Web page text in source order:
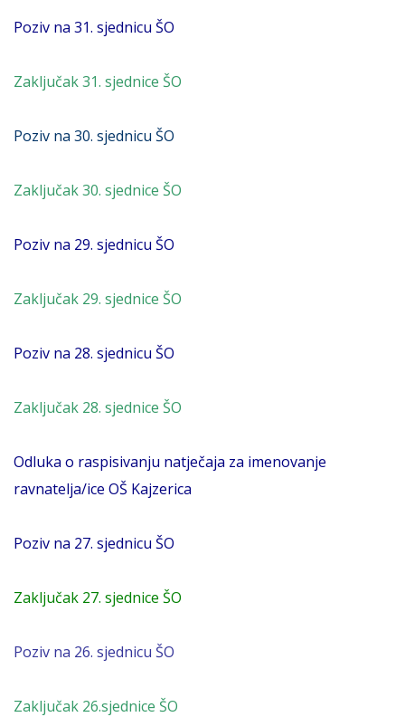
Poziv na 31. sjednicu ŠO
Zaključak 31. sjednice ŠO
Poziv na 30. sjednicu ŠO
Zaključak 30. sjednice ŠO
Poziv na 29. sjednicu ŠO
Zaključak 29. sjednice ŠO
Poziv na 28. sjednicu ŠO
Zaključak 28. sjednice ŠO
Odluka o raspisivanju natječaja za imenovanje
ravnatelja/ice OŠ Kajzerica
Poziv na 27. sjednicu ŠO
Zaključak 27. sjednice ŠO
Poziv na 26. sjednicu ŠO
Zaključak 26.sjednice ŠO